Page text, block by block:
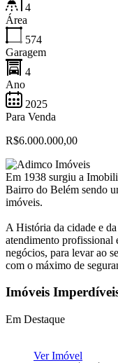
4
Área
574
Garagem
4
Ano
2025
Para Venda
R$6.000.000,00
Em 1938 surgiu a
Bairro do Belém sendo
imóveis.
A História da cidade e
atendimento profissional
negócios, para levar ao
com o máximo de
Imóveis
Em Destaque
Ver Imóvel